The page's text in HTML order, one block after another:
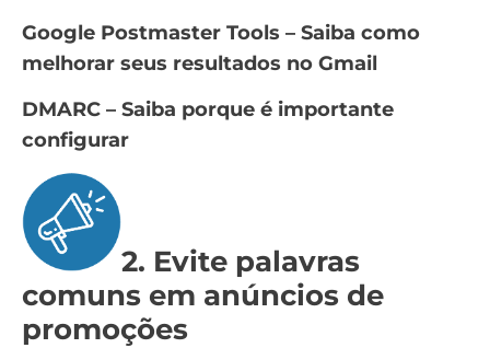
Google Postmaster Tools – Saiba como
melhorar seus resultados no Gmail
DMARC – Saiba porque é importante
configurar
2. Evite palavras
comuns em anúncios de
promoções